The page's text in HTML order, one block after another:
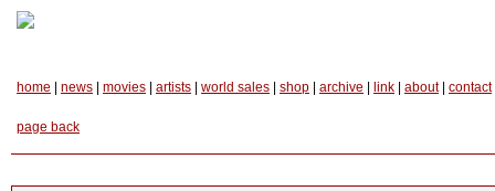
home news movies artists world sales shop archive link about| contact
page back